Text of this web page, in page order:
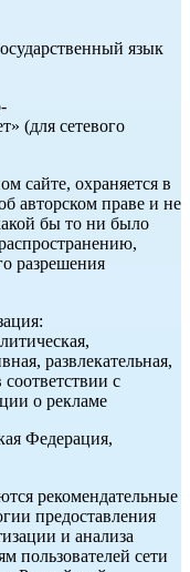
язык
(для сетевого
сайте, охраняется в
авторском праве и не
бы то ни было
разрешения
развлекательная,
соответствии с
о рекламе
Федерация,
рекомендательные
предоставления
и анализа
пользователей сети